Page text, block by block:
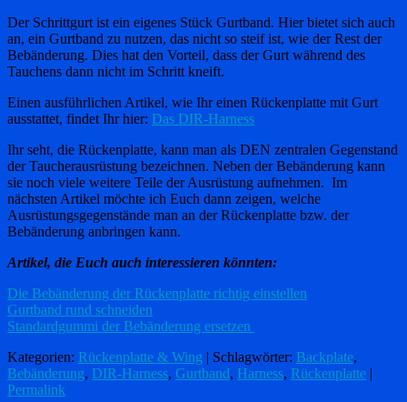
Der Schrittgurt ist ein eigenes Stück Gurtband. Hier bietet sich auch
an, ein Gurtband zu nutzen, das nicht so steif ist, wie der Rest der
Bebänderung. Dies hat den Vorteil, dass der Gurt während des
Tauchens dann nicht im Schritt kneift.
Einen ausführlichen Artikel, wie Ihr einen Rückenplatte mit Gurt
ausstattet, findet Ihr hier: Das DIR-Harness
Ihr seht, die Rückenplatte, kann man als DEN zentralen Gegenstand
der Taucherausrüstung bezeichnen. Neben der Bebänderung kann
sie noch viele weitere Teile der Ausrüstung aufnehmen. Im
nächsten Artikel möchte ich Euch dann zeigen, welche
Ausrüstungsgegenstände man an der Rückenplatte bzw. der
Bebänderung anbringen kann.
Artikel, die Euch auch interessieren könnten:
Die Bebänderung der Rückenplatte richtig einstellen
Gurtband rund schneiden
Standardgummi der Bebänderung ersetzen
Kategorien: Rückenplatte & Wing | Schlagwörter: Backplate,
Bebänderung, DIR-Harness, Gurtband, Harness, Rückenplatte |
Permalink